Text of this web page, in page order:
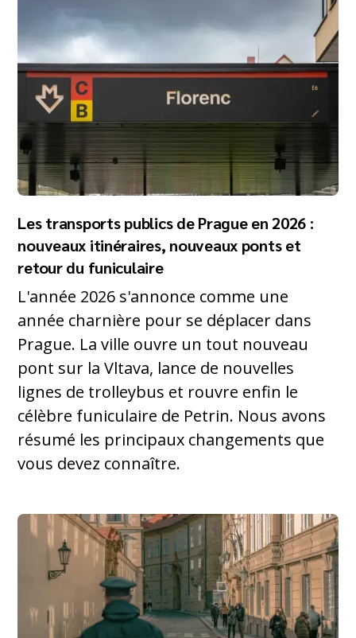
Les transports publics de Prague en 2026 :
nouveaux itinéraires, nouveaux ponts et
retour du funiculaire
L'année 2026 s'annonce comme une
année charnière pour se déplacer dans
Prague. La ville ouvre un tout nouveau
pont sur la Vltava, lance de nouvelles
lignes de trolleybus et rouvre enfin le
célèbre funiculaire de Petrin. Nous avons
résumé les principaux changements que
vous devez connaître.